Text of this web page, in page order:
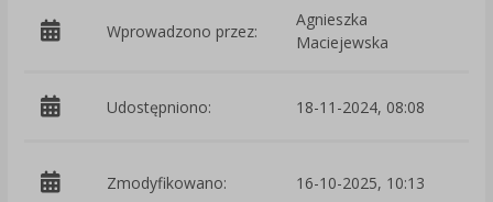
Wprowadzono przez:
Agnieszka
Maciejewska
Udostępniono: 18-11-2024, 08:08
Zmodyfikowano: 16-10-2025, 10:13